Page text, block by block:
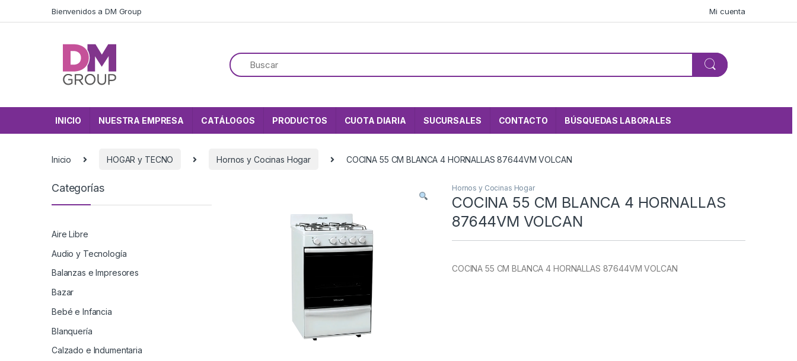
Bienvenidos a DM Group Mi cuenta
INICIO NUESTRA EMPRESA CATÁLOGOS PRODUCTOS CUOTA DIARIA SUCURSALES CONTACTO BÚSQUEDAS LABORALES
Inicio HOGAR y TECNO Hornos y Cocinas Hogar COCINA 55 CM BLANCA 4 HORNALLAS 87644VM VOLCAN
Hornos y Cocinas Hogar
COCINA 55 CM BLANCA 4 HORNALLAS
87644VM VOLCAN
COCINA 55 CM BLANCA 4 HORNALLAS 87644VM VOLCAN
Categorías
Aire Libre
Audio y Tecnología
Balanzas e Impresores
Bazar
Bebé e Infancia
Blanquería
Calzado e Indumentaria